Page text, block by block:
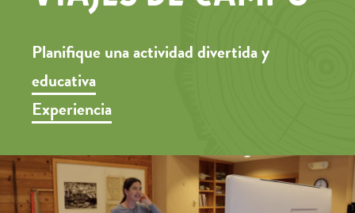
Planifique una actividad divertida y
educativa
Experiencia